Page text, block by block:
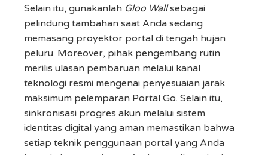
Selain itu, gunakanlah Gloo Wallsebagai
pelindung tambahan saat Anda sedang
memasang proyektor portal di tengah hujan
peluru. Moreover, pihak pengembang rutin
merilis ulasan pembaruan melalui kanal
teknologi resmi mengenai penyesuaian jarak
maksimum pelemparan Portal Go. Selain itu,
sinkronisasi progres akun melalui sistem
identitas digital yang aman memastikan bahwa
setiap teknik penggunaan portal yang Anda